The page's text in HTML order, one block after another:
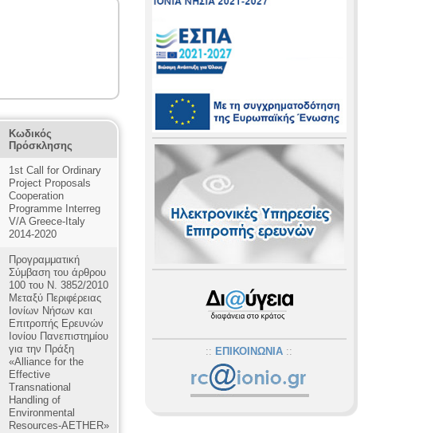
Κωδικός
Πρόσκλησης
1st Call for Ordinary
Project Proposals
Cooperation
Programme Interreg
V/A Greece-Italy
2014-2020
Προγραμματική
Σύμβαση του άρθρου
100 του Ν. 3852/2010
Μεταξύ Περιφέρειας
Ιονίων Νήσων και
Επιτροπής Ερευνών
Ιονίου Πανεπιστημίου
για την Πράξη
«Alliance for the
Effective
Transnational
Handling of
Environmental
Resources-AETHER»
:: ΕΠΙΚΟΙΝΩΝΙΑ ::